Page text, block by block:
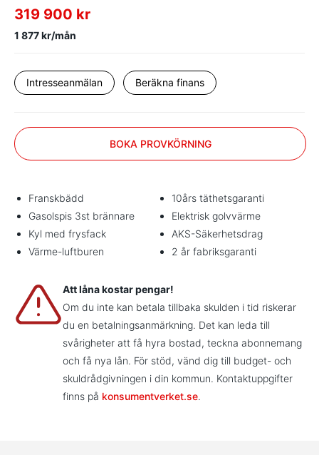
319 900 kr
1 877 kr/mån
Intresseanmälan Beräkna finans
BOKA PROVKÖRNING
Franskbädd
Gasolspis 3st brännare
Kyl med frysfack
Värme-luftburen
10års täthetsgaranti
Elektrisk golvvärme
AKS-Säkerhetsdrag
2 år fabriksgaranti
Att låna kostar pengar!
Om du inte kan betala tillbaka skulden i tid riskerar
du en betalningsanmärkning. Det kan leda till
svårigheter att få hyra bostad, teckna abonnemang
och få nya lån. För stöd, vänd dig till budget- och
skuldrådgivningen i din kommun. Kontaktuppgifter
finns på konsumentverket.se.